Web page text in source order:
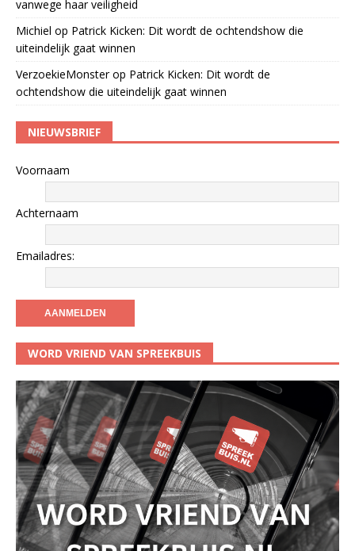
vanwege haar veiligheid
Michiel op Patrick Kicken: Dit wordt de ochtendshow die
uiteindelijk gaat winnen
VerzoekieMonsterop Patrick Kicken: Dit wordt de
ochtendshow die uiteindelijk gaat winnen
NIEUWSBRIEF
Voornaam
Achternaam
Emailadres:
WORD VRIEND VAN SPREEKBUIS